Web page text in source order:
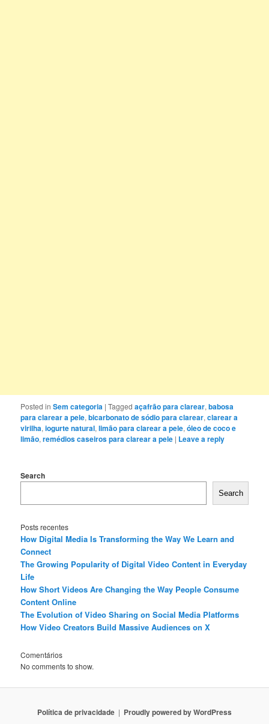
Posted in Sem categoria |Tagged açafrão para clarear,babosa
para clarear a pele,bicarbonato de sódio para clarear,clarear a
virilha,iogurte natural,limão para clarear a pele,óleo de coco e
limão,remédios caseiros para clarear a pele | Leave a reply
Search
Search
Posts recentes
How Digital Media Is Transforming the Way We Learn and
Connect
The Growing Popularity of Digital Video Content in Everyday
Life
How Short Videos Are Changing the Way People Consume
Content Online
The Evolution of Video Sharing on Social Media Platforms
How Video Creators Build Massive Audiences on X
Comentários
No comments to show.
Política de privacidade Proudly powered by WordPress